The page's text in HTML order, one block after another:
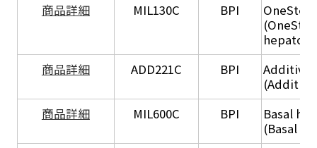
商品詳細 MIL130C BPI
商品詳細
ADD221C BPI
商品詳細
MIL600C BPI
Basal
(Basal